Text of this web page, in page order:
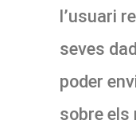
l’usuari
seves
poder
sobre